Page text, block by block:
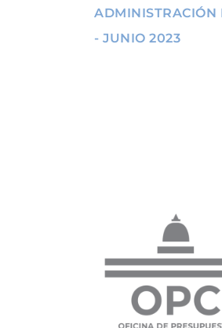
ADMINISTRACIÓN
- JUNIO 2023